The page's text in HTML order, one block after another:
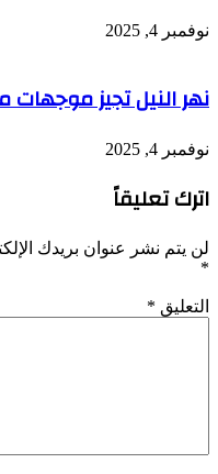
نوفمبر 4, 2025
نهر النيل تجيز موجهات
نوفمبر 4, 2025
اترك تعليقاً
لن يتم نشر عنوان بريدك
*
التعليق *